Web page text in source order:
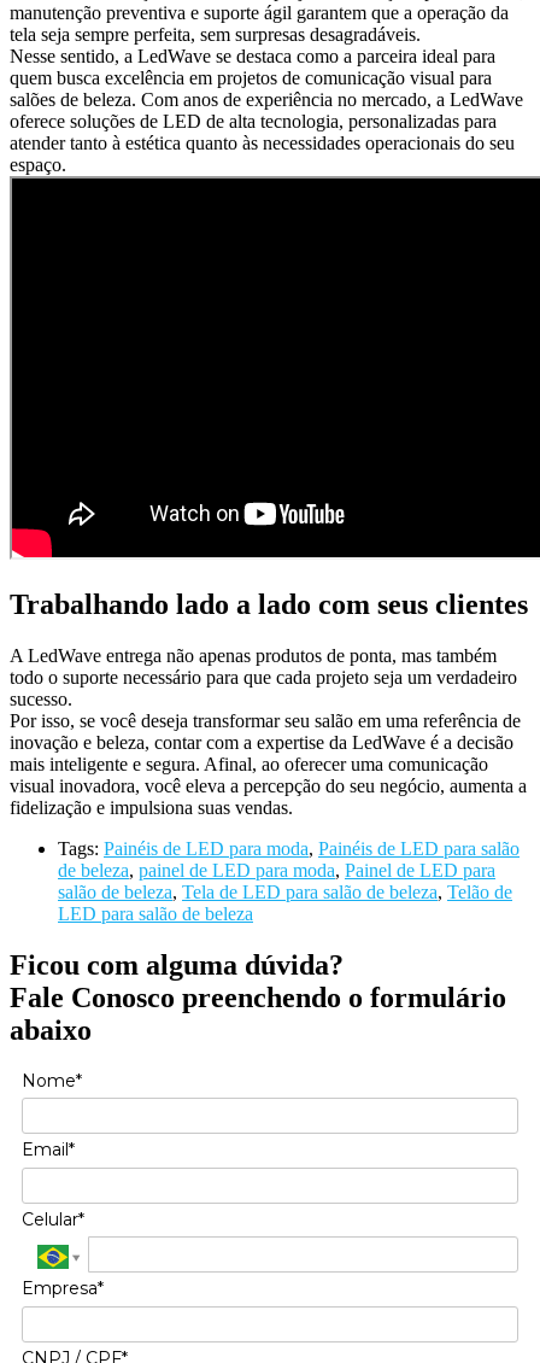
manutenção preventiva e suporte ágil garantem que a operação da
tela seja sempre perfeita, sem surpresas desagradáveis.
Nesse sentido, a LedWave se destaca como a parceira ideal para
quem busca excelência em projetos de comunicação visual para
salões de beleza. Com anos de experiência no mercado, a LedWave
oferece soluções de LED de alta tecnologia, personalizadas para
atender tanto à estética quanto às necessidades operacionais do seu
espaço.
Trabalhando lado a lado com seus clientes
A LedWave entrega não apenas produtos de ponta, mas também
todo o suporte necessário para que cada projeto seja um verdadeiro
sucesso.
Por isso, se você deseja transformar seu salão em uma referência de
inovação e beleza, contar com a expertise da LedWave é a decisão
mais inteligente e segura. Afinal, ao oferecer uma comunicação
visual inovadora, você eleva a percepção do seu negócio, aumenta a
fidelização e impulsiona suas vendas.
Tags: Painéis de LED para moda, Painéis de LED para salão
de beleza, painel de LED para moda, Painel de LED para
salão de beleza, Tela de LED para salão de beleza, Telão de
LED para salão de beleza
Ficou com alguma dúvida?
Fale Conosco preenchendo o formulário
abaixo
Nome*
Email*
Celular*
Empresa*
CNPJ / CPF*